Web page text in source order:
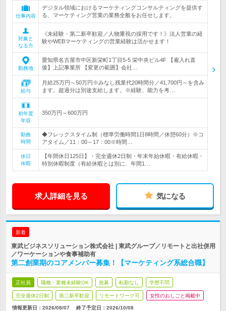
仕事内容
デジタル領域におけるマーケティングコンサルティングを提供す
る、マーケティング営業の業務全般をお任せします。
対象と
なる方
《未経験・第二新卒歓迎／人物重視の採用です！》法人営業の経
験やWEBマーケティングの営業経験は活かせます！
勤務地
愛知県名古屋市中区新栄町1丁目5-5 栄中央ビル4F 【雇入れ直
後】上記事業所 【変更の範囲】会社…
給与
月給25万円～50万円※みなし残業代20時間分／41,700円～を含み
ます。超過分は別途支給します。※経験、能力を考…
初年度
年収
350万円～600万円
勤務
時間
◆フレックスタイム制（標準労働時間1日8時間／休憩60分）※コ
アタイム／11：00～17：00※時間…
休日
休暇
【年間休日125日】・完全週休2日制・年末年始休暇・有給休暇・
特別休暇制度（有給休暇とは別に、年間1…
求人詳細を見る 気になる
新着
東武ビジネスソリューション株式会社 | 東武グループ／リモートと出社併用
／ワーケーションや食事補助有
第二創業期のコアメンバー募集！【マーケティング系総合職】
正社員 職種・業種未経験OK 急募 転勤なし 学歴不問
完全週休2日制 第二新卒歓迎 リモートワーク可 女性のおしごと掲載中
情報更新日：2026/08/07 終了予定日： 2026/10/08